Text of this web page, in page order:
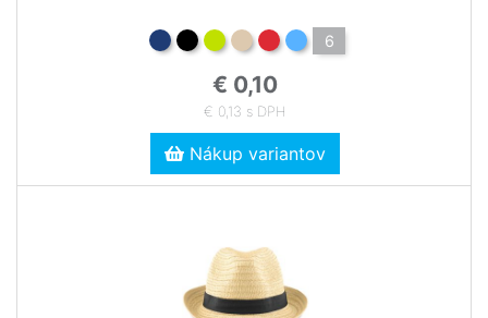
6
€ 0,10
€ 0,13 s DPH
Nákup variantov